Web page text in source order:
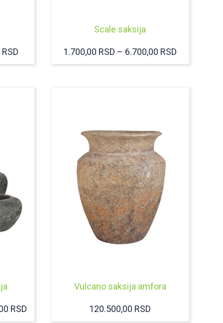
RSD
Scale saksija
1.700,00 RSD – 6.700,00 RSD
RSD
Vulcano saksija amfora
120.500,00 RSD